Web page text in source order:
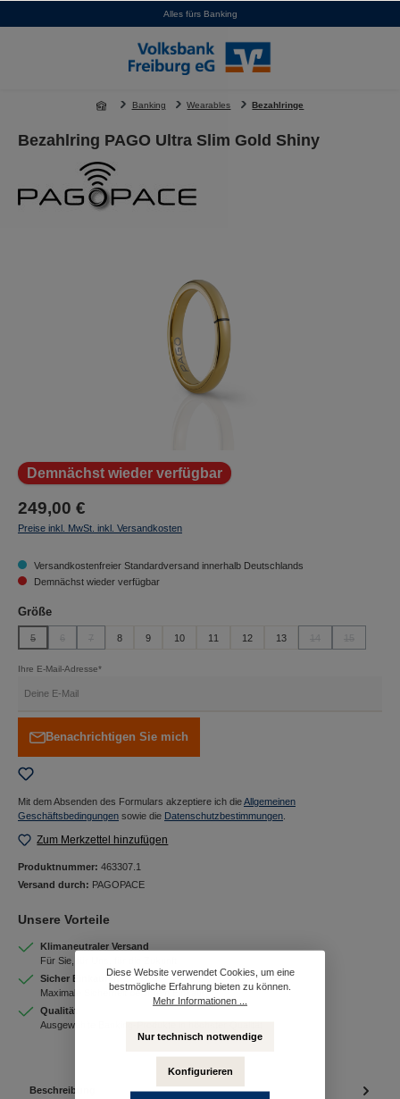
Alles fürs Banking
Banking Wearables Bezahlringe
Bezahlring PAGO Ultra Slim Gold Shiny
Demnächst wieder verfügbar
249,00 €
Preise inkl. MwSt. inkl. Versandkosten
Versandkostenfreier Standardversand innerhalb Deutschlands
Demnächst wieder verfügbar
Größeauswählen
5
(Diese Option ist zurzeit nicht verfügbar.)
(Diese Option ist zurzeit nicht verfügbar.)
(Diese Option ist zurzeit nicht verfügbar.)
8 9 10 11 12 13
Ihre E-Mail-Adresse*
Benachrichtigen Sie mich
Mit dem Absenden des Formulars akzeptiere ich dieAllgemeinen
Geschäftsbedingungen sowie die Datenschutzbestimmungen
Zum Merkzettel hinzufügen
Produktnummer: 463307.1
Versand durch: PAGOPACE
Unsere Vorteile
Klimaneutraler Versand
Für Sie, für Uns, für die Zukunft
Sicher Einkaufen
Maximale Sicherheit bei Ihrem Einkauf
Qualität
Ausgewählte Banking-Produkte in höchster Qualität
Beschreibung
Diese Website verwendet Cookies, um eine
bestmögliche Erfahrung bieten zu können.
Mehr Informationen ...
Nur technisch notwendige
Konfigurieren